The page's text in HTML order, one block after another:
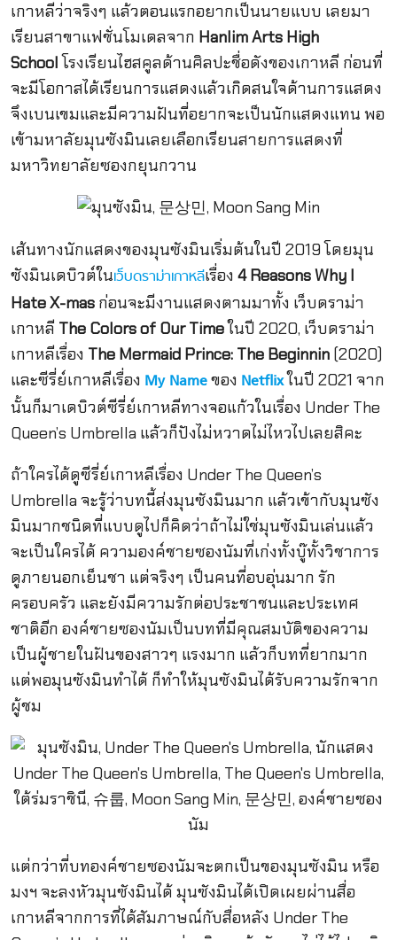
เกาหลีว่าจริงๆ แล้วตอนแรกอยากเป็นนายแบบ เลยมา
เรียนสาขาแฟชั่นโมเดลจาก Hanlim Arts High
Schoolโรงเรียนไฮสคูลด้านศิลปะชื่อดังของเกาหลี ก่อนที่
จะมีโอกาสได้เรียนการแสดงแล้วเกิดสนใจด้านการแสดง
จึงเบนเขมและมีความฝันที่อยากจะเป็นนักแสดงแทน พอ
เข้ามหาลัยมุนซังมินเลยเลือกเรียนสายการแสดงที่
มหาวิทยาลัยซองกยุนกวาน
เส้นทางนักแสดงของมุนซังมินเริ่มต้นในปี 2019 โดยมุน
ซังมินเดบิวต์ในเว็บดราม่าเกาหลีเรื่อง 4 Reasons Why I
Hate X-masก่อนจะมีงานแสดงตามมาทั้ง เว็บดราม่า
เกาหลี The Colors of Our Timeในปี 2020, เว็บดราม่า
เกาหลีเรื่อง The Mermaid Prince: The Beginnin(2020)
และซีรี่ย์เกาหลีเรื่อง My Nameของ Netflixในปี 2021 จาก
นั้นก็มาเดบิวต์ซีรี่ย์เกาหลีทางจอแก้วในเรื่อง Under The
Queen’s Umbrella แล้วก็ปังไม่หวาดไม่ไหวไปเลยสิคะ
ถ้าใครได้ดูซีรี่ย์เกาหลีเรื่อง Under The Queen’s
Umbrella จะรู้ว่าบทนี้ส่งมุนซังมินมาก แล้วเข้ากับมุนซัง
มินมากชนิดที่แบบดูไปก็คิดว่าถ้าไม่ใช่มุนซังมินเล่นแล้ว
จะเป็นใครได้ ความองค์ชายซองนัมที่เก่งทั้งบู๊ทั้งวิชาการ
ดูภายนอกเย็นชา แต่จริงๆ เป็นคนที่อบอุ่นมาก รัก
ครอบครัว และยังมีความรักต่อประชาชนและประเทศ
ชาติอีก องค์ชายซองนัมเป็นบทที่มีคุณสมบัติของความ
เป็นผู้ชายในฝันของสาวๆ แรงมาก แล้วก็บทที่ยากมาก
แต่พอมุนซังมินทำได้ ก็ทำให้มุนซังมินได้รับความรักจาก
ผู้ชม
แต่กว่าที่บทองค์ชายซองนัมจะตกเป็นของมุนซังมิน หรือ
มงฯ จะลงหัวมุนซังมินได้ มุนซังมินได้เปิดเผยผ่านสื่อ
เกาหลีจากการที่ได้สัมภาษณ์กับสื่อหลัง Under The